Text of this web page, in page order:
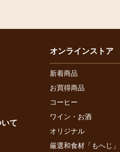
て
オンラインストア
新着商品
お買得商品
コーヒー
ワイン・お酒
オリジナル
厳選和食材「もへじ」